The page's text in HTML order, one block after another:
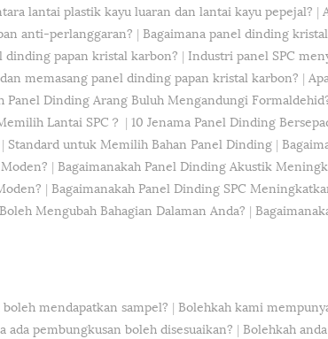
lantai plastik kayu luaran dan lantai kayu pepejal? |
anti-perlanggaran? | Bagaimana panel dinding
dinding papan kristal karbon? | Industri panel SPC
memasang panel dinding papan kristal karbon? |
Panel Dinding Arang Buluh Mengandungi
Lantai SPC？ | 10 Jenama Panel Dinding
| Standard untuk Memilih Bahan Panel Dinding |
| Bagaimanakah Panel Dinding Akustik
| Bagaimanakah Panel Dinding SPC
Mengubah Bahagian Dalaman Anda? |
boleh mendapatkan sampel? | Bolehkah kami
ada pembungkusan boleh disesuaikan? | Bolehkah